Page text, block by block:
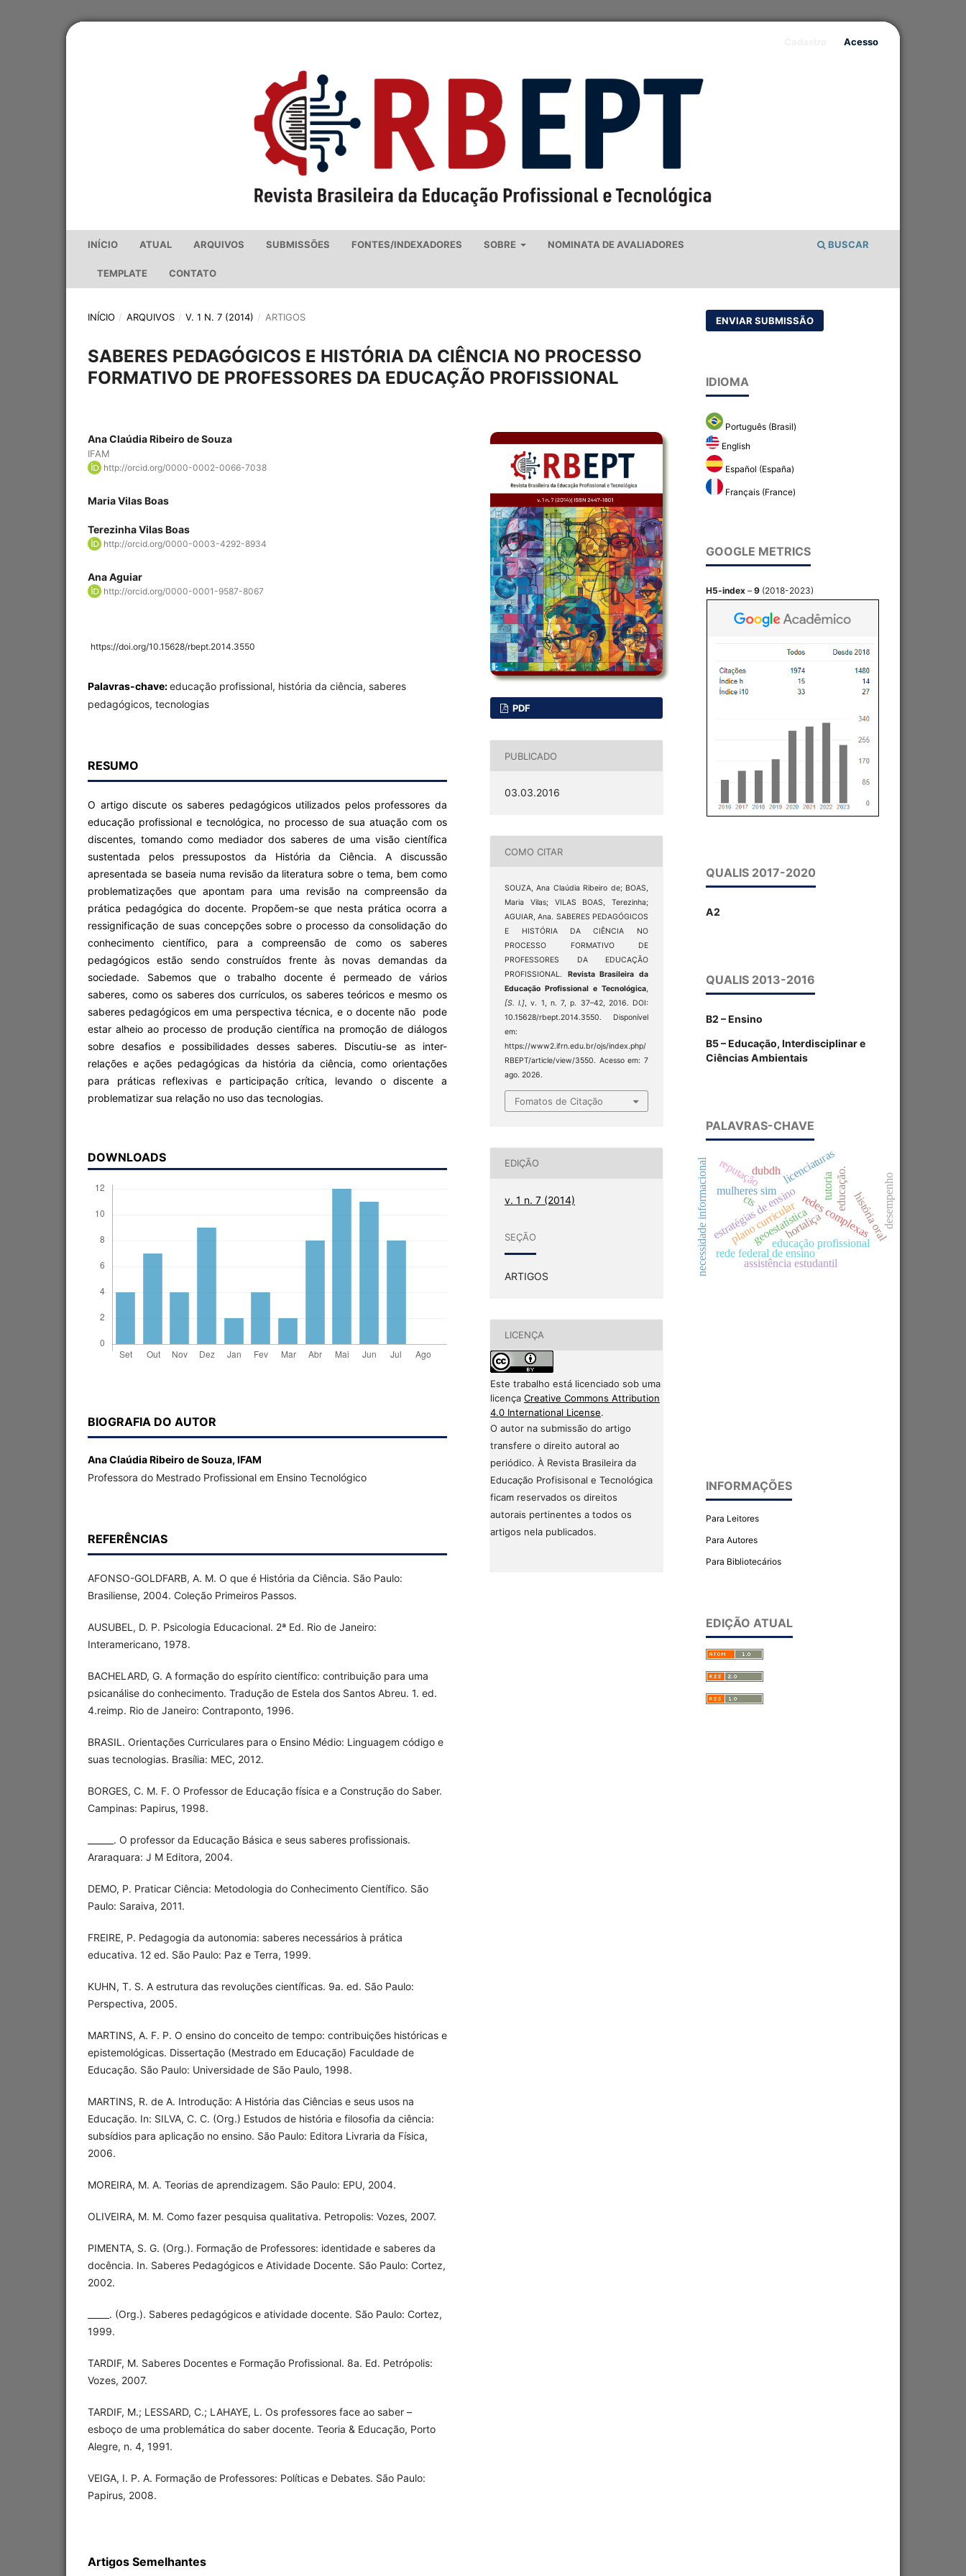
INÍCIO ATUAL ARQUIVOS SUBMISSÕES FONTES/INDEXADORES SOBRE NOMINATA DE AVALIADORES
TEMPLATE CONTATO
BUSCAR
Acesso
INÍCIO / ARQUIVOS / V. 1 N. 7 (2014) / ARTIGOS
SABERES PEDAGÓGICOS E HISTÓRIA DA CIÊNCIA NO PROCESSO
FORMATIVO DE PROFESSORES DA EDUCAÇÃO PROFISSIONAL
Ana Claúdia Ribeiro de Souza
IFAM
http://orcid.org/0000-0002-0066-7038
Maria Vilas Boas
Terezinha Vilas Boas
http://orcid.org/0000-0003-4292-8934
Ana Aguiar
http://orcid.org/0000-0001-9587-8067
https://doi.org/10.15628/rbept.2014.3550
Palavras-chave:educação profissional, história da ciência, saberes
pedagógicos, tecnologias
RESUMO
O artigo discute os saberes pedagógicos utilizados pelos professores da
educação profissional e tecnológica, no processo de sua atuação com os
discentes, tomando como mediador dos saberes de uma visão científica
sustentada pelos pressupostos da História da Ciência. A discussão
apresentada se baseia numa revisão da literatura sobre o tema, bem como
problematizações que apontam para uma revisão na compreensão da
prática pedagógica do docente. Propõem-se que nesta prática ocorra a
ressignificação de suas concepções sobre o processo da consolidação do
conhecimento científico, para a compreensão de como os saberes
pedagógicos estão sendo construídos frente às novas demandas da
sociedade. Sabemos que o trabalho docente é permeado de vários
saberes, como os saberes dos currículos, os saberes teóricos e mesmo os
saberes pedagógicos em uma perspectiva técnica, e o docente não pode
estar alheio ao processo de produção científica na promoção de diálogos
sobre desafios e possibilidades desses saberes. Discutiu-se as inter-
relações e ações pedagógicas da história da ciência, como orientações
para práticas reflexivas e participação crítica, levando o discente a
problematizar sua relação no uso das tecnologias.
DOWNLOADS
BIOGRAFIA DO AUTOR
Ana Claúdia Ribeiro de Souza, IFAM
Professora do Mestrado Profissional em Ensino Tecnológico
REFERÊNCIAS
AFONSO-GOLDFARB, A. M. O que é História da Ciência. São Paulo:
Brasiliense, 2004. Coleção Primeiros Passos.
AUSUBEL, D. P. Psicologia Educacional. 2ª Ed. Rio de Janeiro:
Interamericano, 1978.
BACHELARD, G. A formação do espírito científico: contribuição para uma
psicanálise do conhecimento. Tradução de Estela dos Santos Abreu. 1. ed.
4.reimp. Rio de Janeiro: Contraponto, 1996.
BRASIL. Orientações Curriculares para o Ensino Médio: Linguagem código e
suas tecnologias. Brasília: MEC, 2012.
BORGES, C. M. F. O Professor de Educação física e a Construção do Saber.
Campinas: Papirus, 1998.
______. O professor da Educação Básica e seus saberes profissionais.
Araraquara: J M Editora, 2004.
DEMO, P. Praticar Ciência: Metodologia do Conhecimento Científico. São
Paulo: Saraiva, 2011.
FREIRE, P. Pedagogia da autonomia: saberes necessários à prática
educativa. 12 ed. São Paulo: Paz e Terra, 1999.
KUHN, T. S. A estrutura das revoluções científicas. 9a. ed. São Paulo:
Perspectiva, 2005.
MARTINS, A. F. P. O ensino do conceito de tempo: contribuições históricas e
epistemológicas. Dissertação (Mestrado em Educação) Faculdade de
Educação. São Paulo: Universidade de São Paulo, 1998.
MARTINS, R. de A. Introdução: A História das Ciências e seus usos na
Educação. In: SILVA, C. C. (Org.) Estudos de história e filosofia da ciência:
subsídios para aplicação no ensino. São Paulo: Editora Livraria da Física,
2006.
MOREIRA, M. A. Teorias de aprendizagem. São Paulo: EPU, 2004.
OLIVEIRA, M. M. Como fazer pesquisa qualitativa. Petropolis: Vozes, 2007.
PIMENTA, S. G. (Org.). Formação de Professores: identidade e saberes da
docência. In. Saberes Pedagógicos e Atividade Docente. São Paulo: Cortez,
2002.
_____. (Org.). Saberes pedagógicos e atividade docente. São Paulo: Cortez,
1999.
TARDIF, M. Saberes Docentes e Formação Profissional. 8a. Ed. Petrópolis:
Vozes, 2007.
TARDIF, M.; LESSARD, C.; LAHAYE, L. Os professores face ao saber –
esboço de uma problemática do saber docente. Teoria & Educação, Porto
Alegre, n. 4, 1991.
VEIGA, I. P. A. Formação de Professores: Políticas e Debates. São Paulo:
Papirus, 2008.
PDF
PUBLICADO
03.03.2016
COMO CITAR
SOUZA, Ana Claúdia Ribeiro de; BOAS,
Maria Vilas; VILAS BOAS, Terezinha;
AGUIAR, Ana. SABERES PEDAGÓGICOS
E HISTÓRIA DA CIÊNCIA NO
PROCESSO FORMATIVO DE
PROFESSORES DA EDUCAÇÃO
PROFISSIONAL. Revista Brasileira da
Educação Profissional e Tecnológica,
[S. l.], v. 1, n. 7, p. 37–42, 2016. DOI:
10.15628/rbept.2014.3550. Disponível
em:
https://www2.ifrn.edu.br/ojs/index.php/
RBEPT/article/view/3550. Acesso em: 7
ago. 2026.
Fomatos de Citação
EDIÇÃO
v. 1 n. 7 (2014)
SEÇÃO
ARTIGOS
LICENÇA
Este trabalho está licenciado sob uma
licença Creative Commons Attribution
4.0 International License.
O autor na submissão do artigo
transfere o direito autoral ao
periódico. À Revista Brasileira da
Educação Profisisonal e Tecnológica
ficam reservados os direitos
autorais pertinentes a todos os
artigos nela publicados.
Artigos Semelhantes
ENVIAR SUBMISSÃO
IDIOMA
Português (Brasil)
English
Español (España)
Français (France)
GOOGLE METRICS
H5-index – 9 (2018-2023)
QUALIS 2017-2020
A2
QUALIS 2013-2016
B2 – Ensino
B5 – Educação, Interdisciplinar e
Ciências Ambientais
PALAVRAS-CHAVE
educação profissional
estratégias de ensinoredes complexas
plano curricular história oral
necessidade informacional educação.
mulheres sim
rede federal de ensino
hortaliça
assistência estudantil
licenciaturas
reputação desempenho
dubdh
geoestatística
tutoria
cts
INFORMAÇÕES
Para Leitores
Para Autores
Para Bibliotecários
EDIÇÃO ATUAL